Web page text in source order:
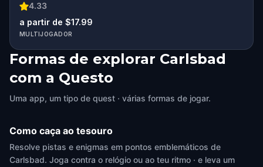
4.33
a partir de $17.99
MULTIJOGADOR
Formas de explorar Carlsbad
com a Questo
Uma app, um tipo de quest · várias formas de jogar.
Como caça ao tesouro
Resolve pistas e enigmas em pontos emblemáticos de
Carlsbad. Joga contra o relógio ou ao teu ritmo · e leva um